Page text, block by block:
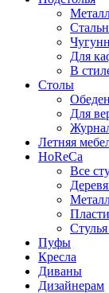
Для
В
Столы
Для
Летняя
HoReCa
Все
Пуфы
Кресла
Диваны
Дизайнерам